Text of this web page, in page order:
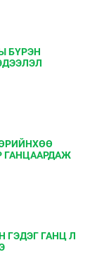
БҮРЭН
ГАНЦААРДАЖ
ГЭДЭГ ГАНЦ Л